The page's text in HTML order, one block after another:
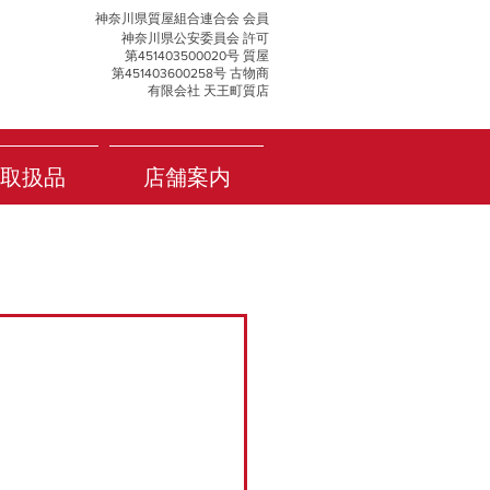
神奈川県質屋組合連合会 会員
神奈川県公安委員会 許可
第451403500020号 質屋
第451403600258号 古物商
有限会社 天王町質店
扱品 店舗案内